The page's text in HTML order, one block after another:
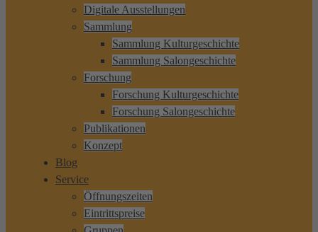
Digitale Ausstellungen
Sammlung
Sammlung Kulturgeschichte
Sammlung Salongeschichte
Forschung
Forschung Kulturgeschichte
Forschung Salongeschichte
Publikationen
Konzept
Blog
Service
Öffnungszeiten
Eintrittspreise